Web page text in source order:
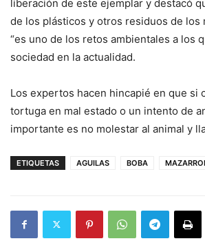
liberación de este ejemplar y destacó
de los plásticos y otros residuos de los
“es uno de los retos ambientales a los
sociedad en la actualidad.
Los expertos hacen hincapié en que si
tortuga en mal estado o un intento de
importante es no molestar al animal y
ETIQUETAS AGUILAS BOBA